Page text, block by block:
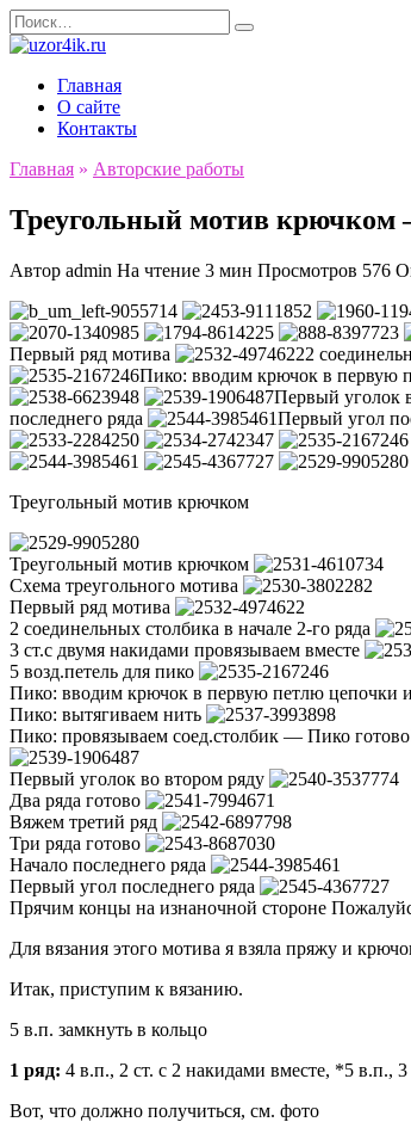
Перейти
к
Search
for:
Главная
О сайте
Контакты
Главная » Авторские работы
Треугольный мотив крючком
Автор admin На чтение 3 мин Просмотров 576
Первый ряд мотива
2
Пико: вводим крючок в первую
Первый уголок
последнего ряда
Первый угол
Треугольный мотив крючком
Треугольный мотив крючком
Схема треугольного мотива
Первый ряд мотива
2 соединельных столбика в начале 2-го ряда
3 ст.с двумя накидами провязываем вместе
5 возд.петель для пико
Пико: вводим крючок в первую петлю цепочки
Пико: вытягиваем нить
Пико: провязываем соед.столбик — Пико
Первый уголок во втором ряду
Два ряда готово
Вяжем третий ряд
Три ряда готово
Начало последнего ряда
Первый угол последнего ряда
Прячим концы на изнаночной стороне
Для вязания этого мотива я взяла пряжу и
Итак, приступим к вязанию.
5 в.п. замкнуть в кольцо
1 ряд: 4 в.п., 2 ст. с 2 накидами вместе, *5 в.п.,
Вот, что должно получиться, см. фото